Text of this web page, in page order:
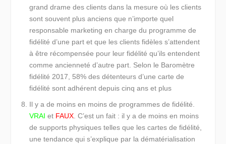
grand drame des clients dans la mesure où les clients
sont souvent plus anciens que n’importe quel
responsable marketing en charge du programme de
fidélité d’une part et que les clients fidèles s’attendent
à être récompensée pour leur fidélité qu’ils entendent
comme ancienneté d’autre part. Selon le Baromètre
fidélité 2017, 58% des détenteurs d’une carte de
fidélité sont adhérent depuis cinq ans et plus
Il y a de moins en moins de programmes de fidélité.
VRAI et FAUX. C’est un fait : il y a de moins en moins
de supports physiques telles que les cartes de fidélité,
une tendance qui s’explique par la dématérialisation